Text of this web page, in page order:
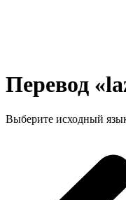
Перевод
Выберите исходный